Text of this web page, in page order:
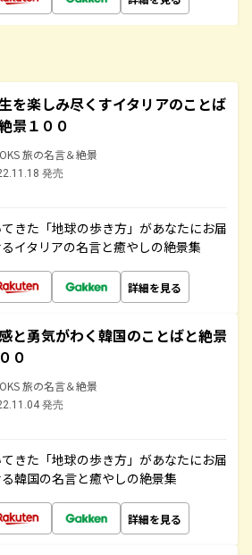
を楽しみ尽くすイタリアのことば
景１００
旅の名言＆絶景
発売
きた「地球の歩き方」があなたにお届
イタリアの名言と癒やしの絶景集
詳細を見る
と勇気がわく韓国のことばと絶景
０
旅の名言＆絶景
発売
きた「地球の歩き方」があなたにお届
韓国の名言と癒やしの絶景集
詳細を見る